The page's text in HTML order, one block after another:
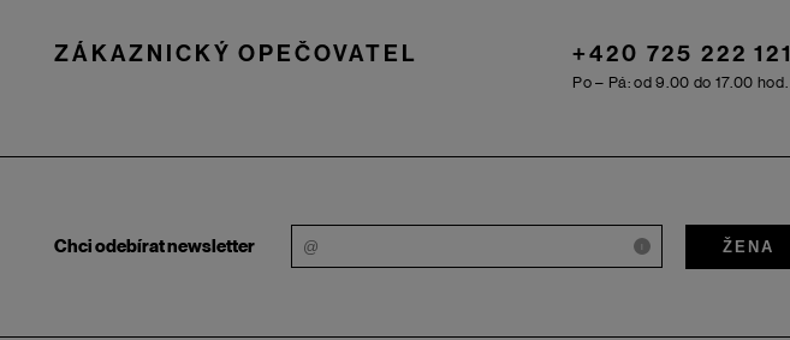
ZÁKAZNICKÝ OPEČOVATEL +420 725 222 121
Po – Pá: od 9.00 do 17.00 hod.
Chci odebírat newsletter i ŽENA